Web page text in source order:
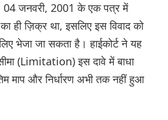
04 जनवरी, 2001 के एक पत्र में
ही ज़िक्र था, इसलिए इस विवाद को
भेजा जा सकता है। हाईकोर्ट ने यह
(Limitation) इस दावे में बाधा
माप और निर्धारण अभी तक नहीं हुआ